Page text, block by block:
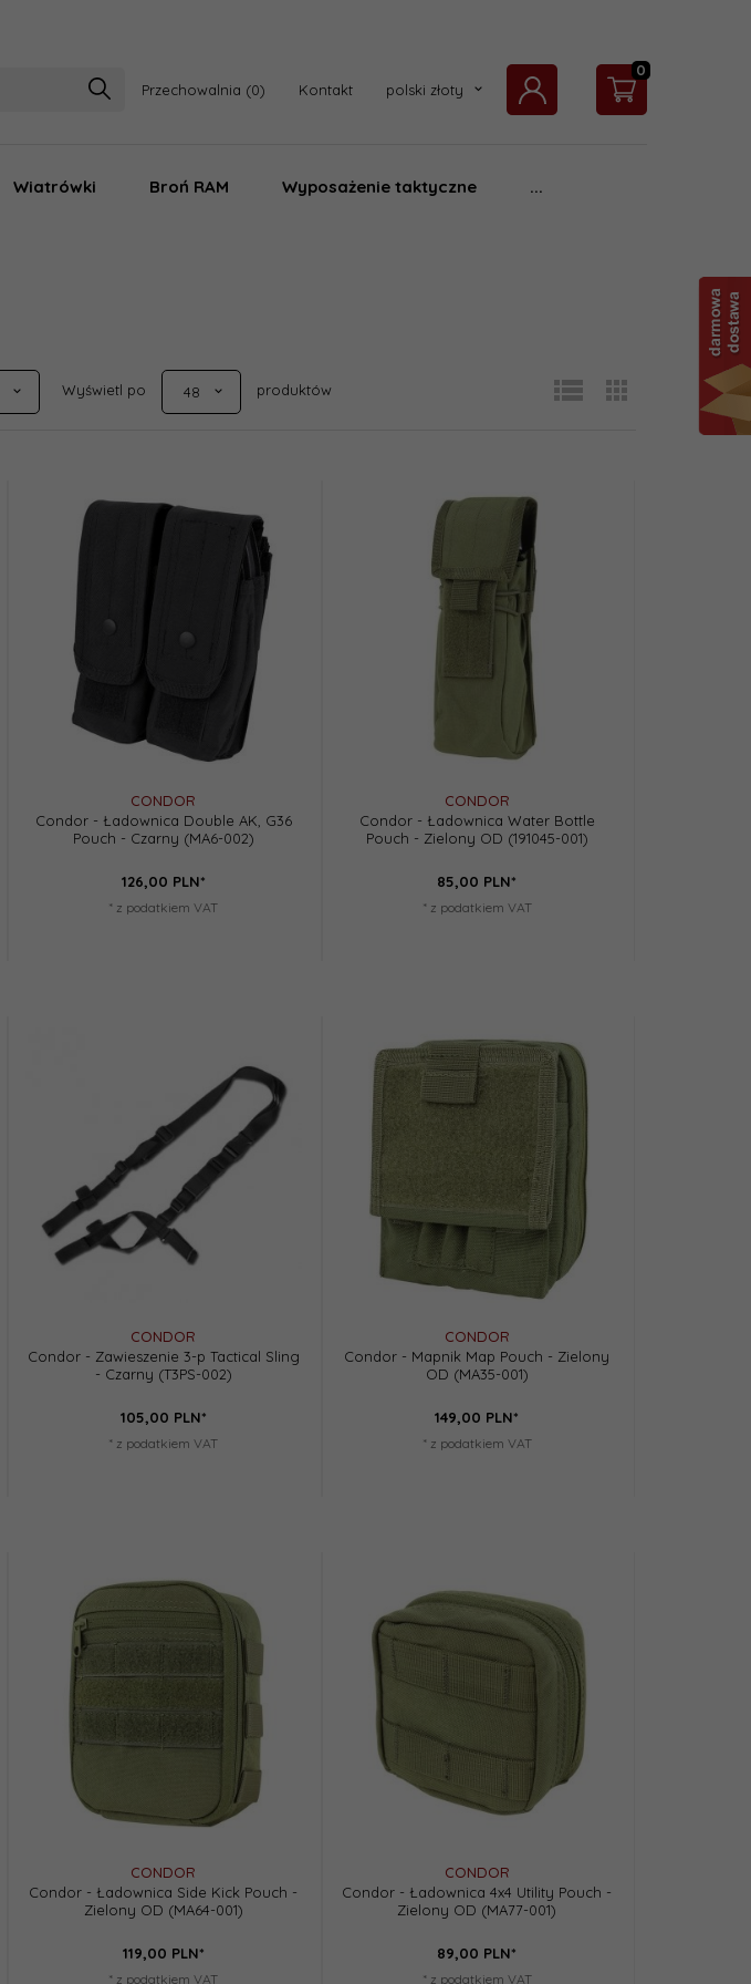
Przechowalnia Kontakt currency_h
polski złoty
0
Wiatrówki Broń RAM Wyposażenie taktyczne ...
Wyświetl po
pop
48
produktów
CONDOR
Condor - Ładownica Double AK, G36
Pouch - Czarny (MA6-002)
126,00 PLN*
* z podatkiem VAT
CONDOR
Condor - Ładownica Water Bottle
Pouch - Zielony OD (191045-001)
85,00 PLN*
* z podatkiem VAT
CONDOR
Condor - Zawieszenie 3-p Tactical Sling
- Czarny (T3PS-002)
105,00 PLN*
* z podatkiem VAT
CONDOR
Condor - Mapnik Map Pouch - Zielony
OD (MA35-001)
149,00 PLN*
* z podatkiem VAT
CONDOR
Condor - Ładownica Side Kick Pouch -
Zielony OD (MA64-001)
119,00 PLN*
* z podatkiem VAT
CONDOR
Condor - Ładownica 4x4 Utility Pouch -
Zielony OD (MA77-001)
89,00 PLN*
* z podatkiem VAT